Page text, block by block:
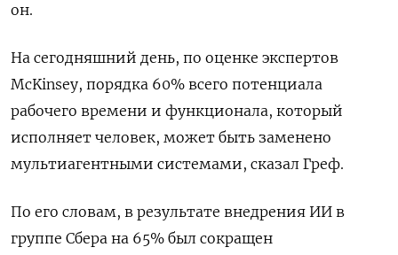
он.
На сегодняшний день, по оценке экспертов
McKinsey, порядка 60% ​всего потенциала
рабочего времени и ⁠функционала, который
исполняет человек, может быть заменено
мультиагентными системами, сказал Греф.
По его словам, в результате внедрения ИИ в
группе Сбера на 65% ‌был сокращен